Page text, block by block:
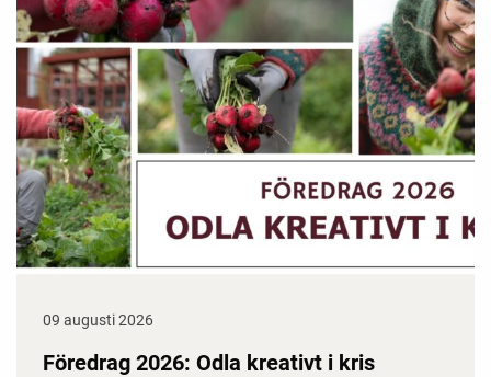
09 augusti 2026
Föredrag 2026: Odla kreativt i kris